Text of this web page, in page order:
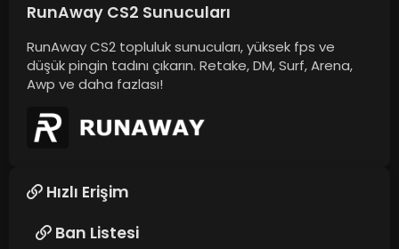
RunAway CS2 Sunucuları
RunAway CS2 topluluk sunucuları, yüksek fps ve
düşük pingin tadını çıkarın. Retake, DM, Surf, Arena,
Awp ve daha fazlası!
Hızlı Erişim
Ban Listesi